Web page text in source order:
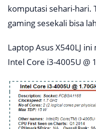
komputasi sehari-hari.
gaming sesekali bisa
Laptop Asus X540LJ
Intel Core i3-4005U @